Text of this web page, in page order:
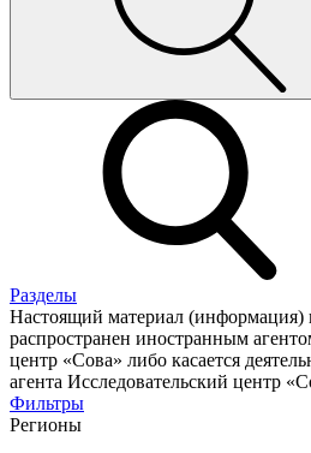
Разделы
Настоящий материал (информация)
распространен иностранным
центр «Сова» либо касается
агента Исследовательский центр
Фильтры
Регионы